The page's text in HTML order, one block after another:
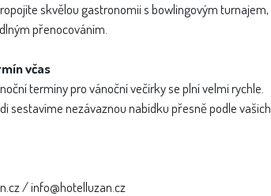
skvělou gastronomii s bowlingovým turnajem,
přenocováním.
včas
termíny pro vánoční večírky se plní velmi rychle.
sestavíme nezávaznou nabídku přesně podle vašich
/ info@hotelluzan.cz